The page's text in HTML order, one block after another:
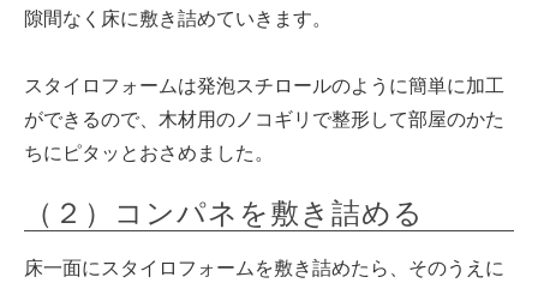
隙間なく床に敷き詰めていきます。
スタイロフォームは発泡スチロールのように簡単に加工
ができるので、木材用のノコギリで整形して部屋のかた
ちにピタッとおさめました。
（２）コンパネを敷き詰める
床一面にスタイロフォームを敷き詰めたら、そのうえに